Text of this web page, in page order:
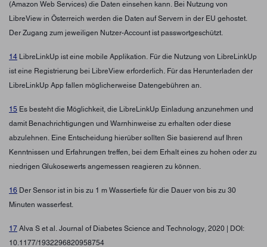
(Amazon Web Services) die Daten einsehen kann. Bei Nutzung von
LibreView in Österreich werden die Daten auf Servern in der EU gehostet.
Der Zugang zum jeweiligen Nutzer-Account ist passwortgeschützt.
14 LibreLinkUp ist eine mobile Applikation. Für die Nutzung von LibreLinkUp
ist eine Registrierung bei LibreView erforderlich. Für das Herunterladen der
LibreLinkUp App fallen möglicherweise Datengebühren an.
15 Es besteht die Möglichkeit, die LibreLinkUp Einladung anzunehmen und
damit Benachrichtigungen und Warnhinweise zu erhalten oder diese
abzulehnen. Eine Entscheidung hierüber sollten Sie basierend auf Ihren
Kenntnissen und Erfahrungen treffen, bei dem Erhalt eines zu hohen oder zu
niedrigen Glukosewerts angemessen reagieren zu können.
16 Der Sensor ist in bis zu 1 m Wassertiefe für die Dauer von bis zu 30
Minuten wasserfest.
17 Alva S et al. Journal of Diabetes Science and Technology, 2020 | DOI:
10.1177/1932296820958754